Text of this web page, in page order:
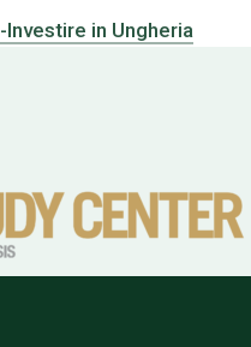
Investire in Ungheria